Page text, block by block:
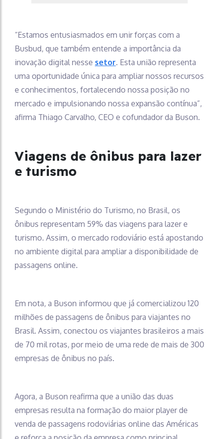
“Estamos entusiasmados em unir forças com a
Busbud, que também entende a importância da
inovação digital nesse setor. Esta união representa
uma oportunidade única para ampliar nossos recursos
e conhecimentos, fortalecendo nossa posição no
mercado e impulsionando nossa expansão contínua”,
afirma Thiago Carvalho, CEO e cofundador da Buson.
Viagens de ônibus para lazer
e turismo
Segundo o Ministério do Turismo, no Brasil, os
ônibus representam 59% das viagens para lazer e
turismo. Assim, o mercado rodoviário está apostando
no ambiente digital para ampliar a disponibilidade de
passagens online.
Em nota, a Buson informou que já comercializou 120
milhões de passagens de ônibus para viajantes no
Brasil. Assim, conectou os viajantes brasileiros a mais
de 70 mil rotas, por meio de uma rede de mais de 300
empresas de ônibus no país.
Agora, a Buson reafirma que a união das duas
empresas resulta na formação do maior player de
venda de passagens rodoviárias online das Américas